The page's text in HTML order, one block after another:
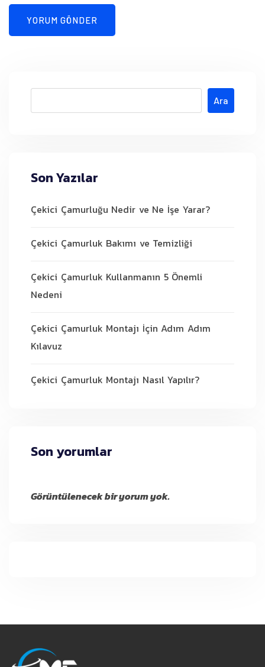
Ara
Son Yazılar
Çekici Çamurluğu Nedir ve Ne İşe Yarar?
Çekici Çamurluk Bakımı ve Temizliği
Çekici Çamurluk Kullanmanın 5 Önemli
Nedeni
Çekici Çamurluk Montajı İçin Adım Adım
Kılavuz
Çekici Çamurluk Montajı Nasıl Yapılır?
Son yorumlar
Görüntülenecek bir yorum yok.